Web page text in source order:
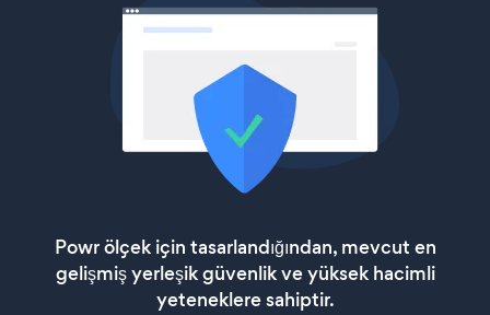
Powr ölçek için tasarlandığından, mevcut en
gelişmiş yerleşik güvenlik ve yüksek hacimli
yeteneklere sahiptir.